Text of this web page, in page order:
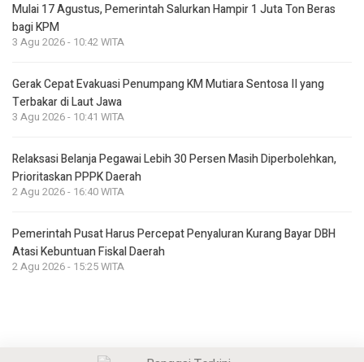
Mulai 17 Agustus, Pemerintah Salurkan Hampir 1 Juta Ton Beras
bagi KPM
3 Agu 2026 - 10:42 WITA
Gerak Cepat Evakuasi Penumpang KM Mutiara Sentosa II yang
Terbakar di Laut Jawa
3 Agu 2026 - 10:41 WITA
Relaksasi Belanja Pegawai Lebih 30 Persen Masih Diperbolehkan,
Prioritaskan PPPK Daerah
2 Agu 2026 - 16:40 WITA
Pemerintah Pusat Harus Percepat Penyaluran Kurang Bayar DBH
Atasi Kebuntuan Fiskal Daerah
2 Agu 2026 - 15:25 WITA